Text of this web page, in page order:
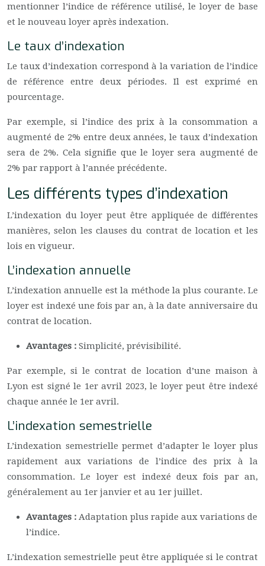
mentionner l’indice de référence utilisé, le loyer de base
et le nouveau loyer après indexation.
Le taux d’indexation
Le taux d’indexation correspond à la variation de l’indice
de référence entre deux périodes. Il est exprimé en
pourcentage.
Par exemple, si l’indice des prix à la consommation a
augmenté de 2% entre deux années, le taux d’indexation
sera de 2%. Cela signifie que le loyer sera augmenté de
2% par rapport à l’année précédente.
Les différents types d’indexation
L’indexation du loyer peut être appliquée de différentes
manières, selon les clauses du contrat de location et les
lois en vigueur.
L’indexation annuelle
L’indexation annuelle est la méthode la plus courante. Le
loyer est indexé une fois par an, à la date anniversaire du
contrat de location.
Avantages : Simplicité, prévisibilité.
Par exemple, si le contrat de location d’une maison à
Lyon est signé le 1er avril 2023, le loyer peut être indexé
chaque année le 1er avril.
L’indexation semestrielle
L’indexation semestrielle permet d’adapter le loyer plus
rapidement aux variations de l’indice des prix à la
consommation. Le loyer est indexé deux fois par an,
généralement au 1er janvier et au 1er juillet.
Avantages : Adaptation plus rapide aux variations de
l’indice.
L’indexation semestrielle peut être appliquée si le contrat